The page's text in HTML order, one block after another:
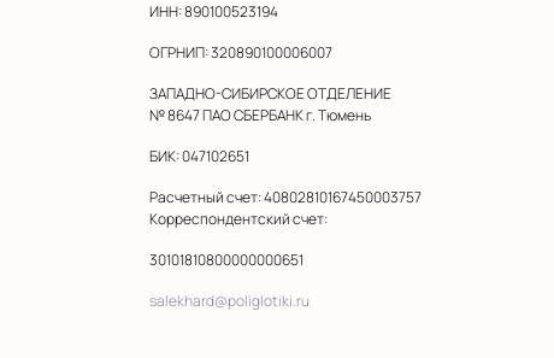
ИНН: 890100523194
ОГРНИП: 320890100006007
ЗАПАДНО-СИБИРСКОЕ ОТДЕЛЕНИЕ
№ 8647 ПАО СБЕРБАНК г. Тюмень
БИК: 047102651
Расчетный счет: 40802810167450003757
Корреспондентский счет:
30101810800000000651
salekhard@poliglotiki.ru